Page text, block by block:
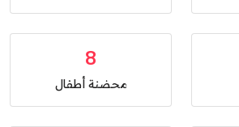
8
محضنة أطفال